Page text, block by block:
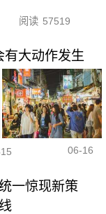
阅读 57519
有大动作发生
06-16
一惊现新策